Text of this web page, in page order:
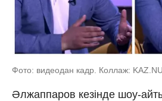
Фото: видеодан кадр. Коллаж:
Әлжаппаров кезінде шоу-